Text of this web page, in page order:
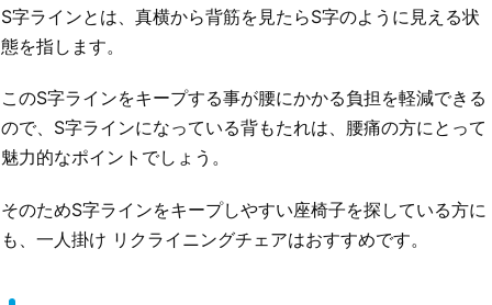
S字ラインとは、真横から背筋を見たらS字のように見える状
態を指します。
このS字ラインをキープする事が腰にかかる負担を軽減できる
ので、S字ラインになっている背もたれは、腰痛の方にとって
魅力的なポイントでしょう。
そのためS字ラインをキープしやすい座椅子を探している方に
も、一人掛け リクライニングチェアはおすすめです。